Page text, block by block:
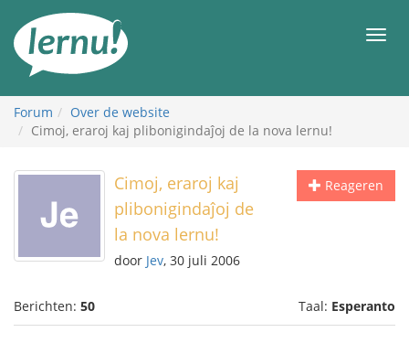
inhoud
Forum
Over de website
Cimoj, eraroj kaj plibonigindaĵoj de la nova lernu!
Reageren
Cimoj, eraroj kaj
plibonigindaĵoj de
la nova lernu!
door Jev, 30 juli 2006
Berichten: 50 Taal: Esperanto